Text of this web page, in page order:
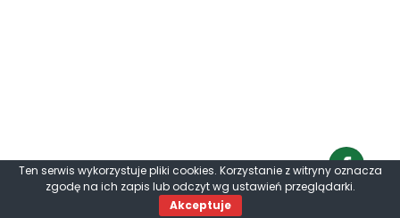
Ten serwis wykorzystuje pliki cookies. Korzystanie z witryny oznacza
zgodę na ich zapis lub odczyt wg ustawień przeglądarki.
Akceptuje